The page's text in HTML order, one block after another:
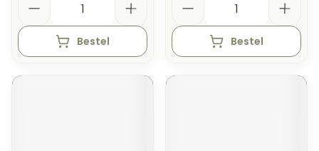
Bestel Bestel